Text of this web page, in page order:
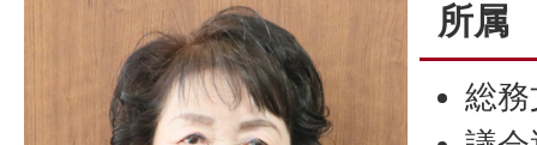
所属
総